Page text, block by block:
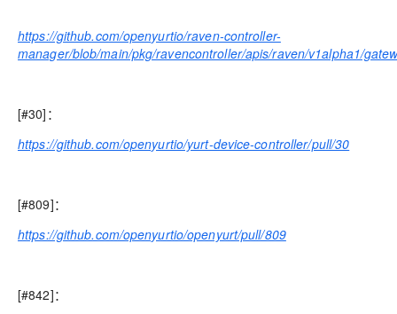
https://github.com/openyurtio/raven-controller-
manager/blob/main/pkg/ravencontroller/apis/raven/v1alpha1/
[#30]：
https://github.com/openyurtio/yurt-device-controller/pull/30
[#809]：
https://github.com/openyurtio/openyurt/pull/809
[#842]：